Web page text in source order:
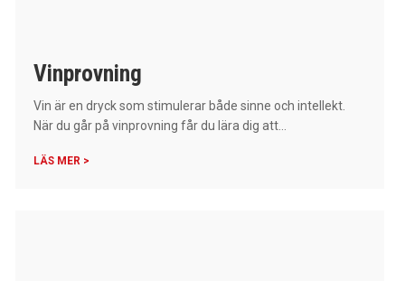
Vinprovning
Vin är en dryck som stimulerar både sinne och intellekt.
När du går på vinprovning får du lära dig att...
LÄS MER >